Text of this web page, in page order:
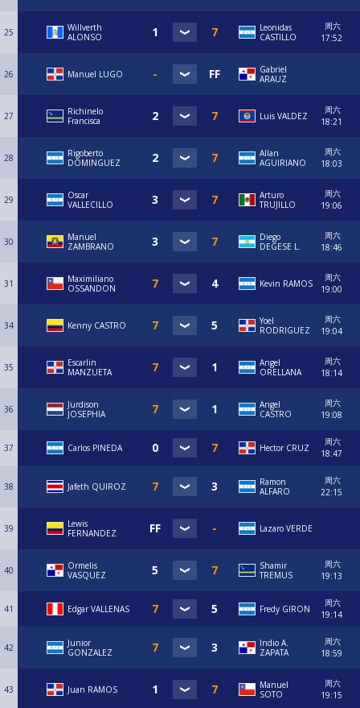
25
Willverth
ALONSO
Leonidas
CASTILLO
周六
17:52
26 Manuel LUGO
Gabriel
ARAUZ
27
Richinelo
Francisca
Luis VALDEZ
周六
18:21
28
Rigoberto
DOMINGUEZ
Allan
AGUIRIANO
周六
18:03
29
Oscar
VALLECILLO
Arturo
TRUJILLO
周六
19:06
30
Manuel
ZAMBRANO
Diego
DEGESE L.
周六
18:46
31
Maximiliano
OSSANDON
Kevin RAMOS
周六
19:00
34 Kenny CASTRO
Yoel
RODRIGUEZ
周六
19:04
35
Escarlin
MANZUETA
Angel
ORELLANA
周六
18:14
36
Jurdison
JOSEPHIA
Angel
CASTRO
周六
19:08
37 Carlos PINEDA Hector CRUZ
周六
18:47
38 Jafeth QUIROZ
Ramon
ALFARO
周六
22:15
39
Lewis
FERNANDEZ
Lazaro VERDE
40
Ormelis
VASQUEZ
Shamir
TREMUS
周六
19:13
41 Edgar VALLENAS Fredy GIRON
周六
19:14
42
Junior
GONZALEZ
Indio A.
ZAPATA
周六
18:59
43 Juan RAMOS
Manuel
SOTO
周六
19:15